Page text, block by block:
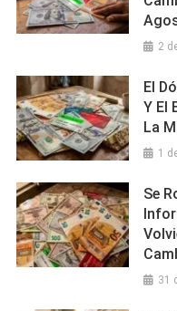
2
El
Y El
La
1
Se
31